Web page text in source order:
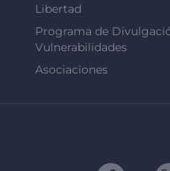
Libertad
Programa de
Vulnerabilidades
Asociaciones